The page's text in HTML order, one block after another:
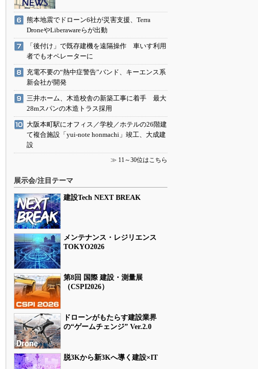
熊本地震でドローン6社が災害支援、Terra
DroneやLiberawareらが出動
「後付け」で既存建機を遠隔操作 車いす利用
者でもオペレーターに
充電不要の“熱中症警告”バンド、キーエンス系
新会社が開発
三井ホーム、木造校舎の新築工事に着手 最大
28mスパンの木造トラス採用
大阪本町駅にオフィス／学校／ホテルの26階建
て複合施設「yui-note honmachi」竣工、大成建
設
≫ 11～30位はこちら
展示会/注目テーマ
建設Tech NEXT BREAK
メンテナンス・レジリエンス
TOKYO2026
第8回 国際 建設・測量展
（CSPI2026）
ドローンがもたらす建設業界
の“ゲームチェンジ” Ver.2.0
脱3Kから新3Kへ導く建設×IT